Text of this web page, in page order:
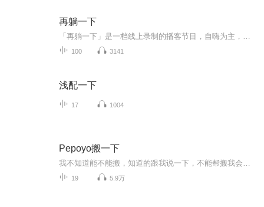
再躺一下
100 3141
浅配一下
17 1004
Pepoyo搬一下
19 5.9万